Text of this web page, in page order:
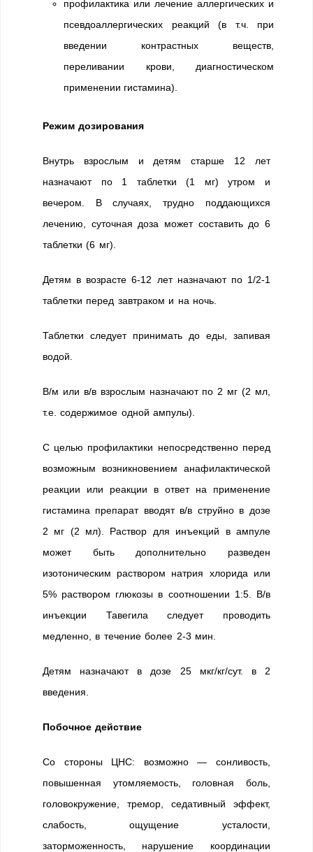
профилактика или лечение аллергических и
псевдоаллергических реакций (в т.ч. при
введении контрастных веществ,
переливании крови, диагностическом
применении гистамина).
Режим дозирования
Внутрь взрослым и детям старше 12 лет
назначают по 1 таблетки (1 мг) утром и
вечером. В случаях, трудно поддающихся
лечению, суточная доза может составить до 6
таблетки (6 мг).
Детям в возрасте 6-12 лет назначают по 1/2-1
таблетки перед завтраком и на ночь.
Таблетки следует принимать до еды, запивая
водой.
В/м или в/в взрослым назначают по 2 мг (2 мл,
т.е. содержимое одной ампулы).
С целью профилактики непосредственно перед
возможным возникновением анафилактической
реакции или реакции в ответ на применение
гистамина препарат вводят в/в струйно в дозе
2 мг (2 мл). Раствор для инъекций в ампуле
может быть дополнительно разведен
изотоническим раствором натрия хлорида или
5% раствором глюкозы в соотношении 1:5. В/в
инъекции Тавегила следует проводить
медленно, в течение более 2-3 мин.
Детям назначают в дозе 25 мкг/кг/сут. в 2
введения.
Побочное действие
Со стороны ЦНС: возможно — сонливость,
повышенная утомляемость, головная боль,
головокружение, тремор, седативный эффект,
слабость, ощущение усталости,
заторможенность, нарушение координации